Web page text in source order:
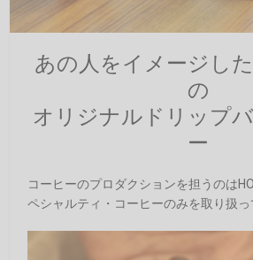
あの人をイメージし
の
オリジナルドリップ
ー
コーヒーのプロダクションを担うのは
ペシャルティ・コーヒーのみを取り扱っ